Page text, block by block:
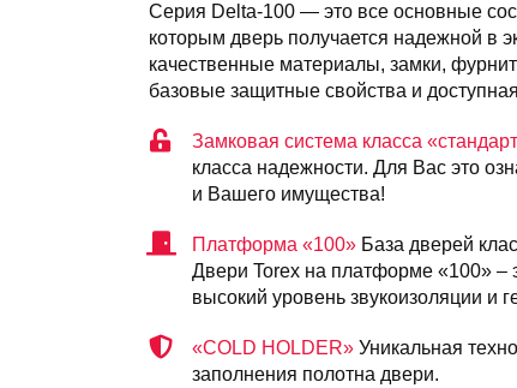
Серия Delta-100 — это все основные
которым дверь получается надежной в
качественные материалы, замки,
базовые защитные свойства и
Замковая система класса
класса надежности. Для Вас это
и Вашего имущества!
Платформа «100» База дверей
Двери Torex на платформе «100» –
высокий уровень звукоизоляции и
«COLD HOLDER»Уникальная
заполнения полотна двери.